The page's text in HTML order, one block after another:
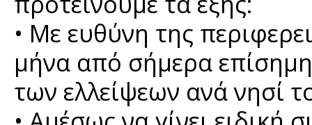
• Με ευθύνη της
μήνα από σήμερα
των ελλείψεων ανά νησί